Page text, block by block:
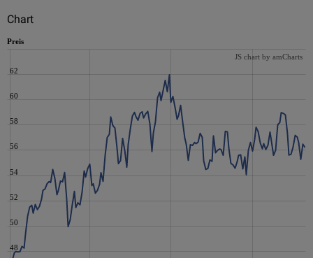
Chart
Preis
48
50
52
54
56
58
60
62
JS chart by amCharts